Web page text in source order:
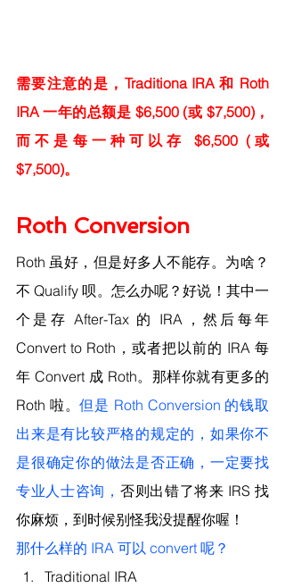
需要注意的是，Traditiona IRA 和 Roth
IRA 一年的总额是 $6,500 (或 $7,500)，
而不是每一种可以存 $6,500 (或
$7,500)。
Roth Conversion
Roth 虽好，但是好多人不能存。为啥？
不 Qualify 呗。怎么办呢？好说！其中一
个是存 After-Tax 的 IRA，然后每年
Convert to Roth，或者把以前的 IRA 每
年 Convert 成 Roth。那样你就有更多的
Roth 啦。但是 Roth Conversion 的钱取
出来是有比较严格的规定的，如果你不
是很确定你的做法是否正确，一定要找
专业人士咨询， 否则出错了将来 IRS 找
你麻烦，到时候别怪我没提醒你喔！
那什么样的 IRA 可以 convert 呢？
Traditional IRA